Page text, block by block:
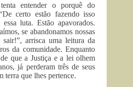
entender o porquê do
certo estão fazendo isso
luta. Estão apavorados.
se abandonamos nossas
arrisca uma leitura da
da comunidade. Enquanto
que a Justiça e a lei olhem
já perderam três de seus
terra que lhes pertence.